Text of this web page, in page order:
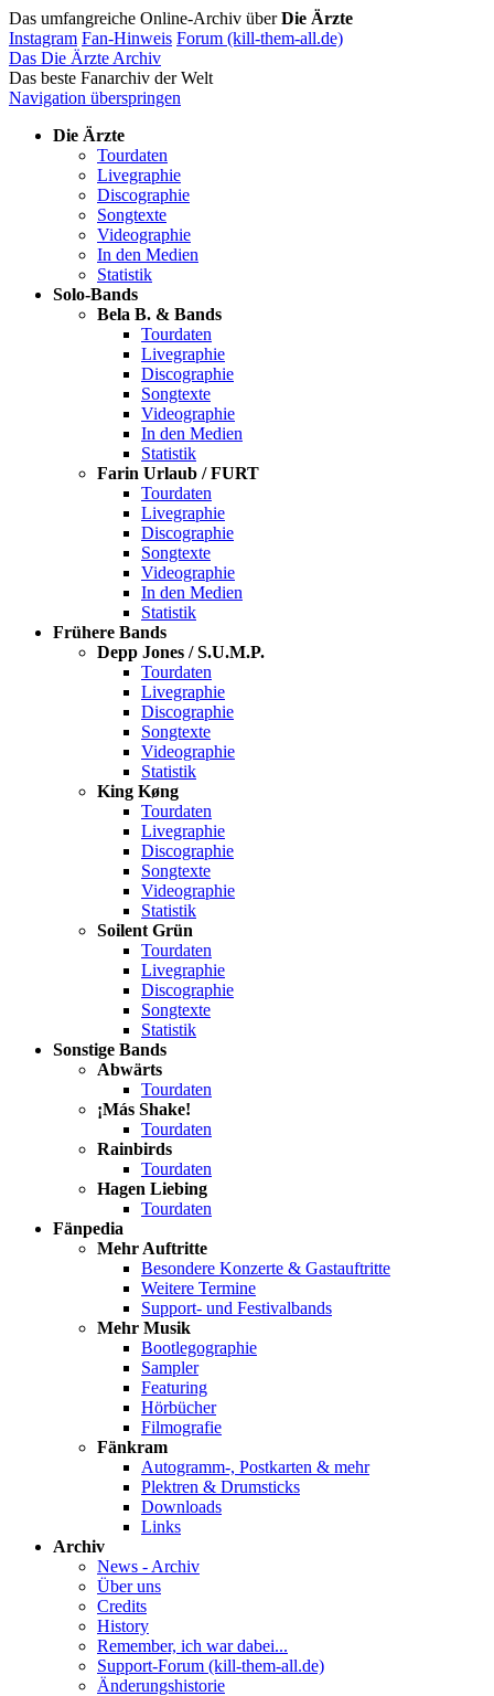
Das umfangreiche Online-Archiv überDie Ärzte
Instagram Fan-Hinweis Forum (kill-them-all.de)
Das Die Ärzte Archiv
Das beste Fanarchiv der Welt
Navigation überspringen
Die Ärzte
Tourdaten
Livegraphie
Discographie
Songtexte
Videographie
In den Medien
Statistik
Solo-Bands
Bela B. & Bands
Tourdaten
Livegraphie
Discographie
Songtexte
Videographie
In den Medien
Statistik
Farin Urlaub / FURT
Tourdaten
Livegraphie
Discographie
Songtexte
Videographie
In den Medien
Statistik
Frühere Bands
Depp Jones / S.U.M.P.
Tourdaten
Livegraphie
Discographie
Songtexte
Videographie
Statistik
King Køng
Tourdaten
Livegraphie
Discographie
Songtexte
Videographie
Statistik
Soilent Grün
Tourdaten
Livegraphie
Discographie
Songtexte
Statistik
Sonstige Bands
Abwärts
Tourdaten
¡Más Shake!
Tourdaten
Rainbirds
Tourdaten
Hagen Liebing
Tourdaten
Fänpedia
Mehr Auftritte
Besondere Konzerte & Gastauftritte
Weitere Termine
Support- und Festivalbands
Mehr Musik
Bootlegographie
Sampler
Featuring
Hörbücher
Filmografie
Fänkram
Autogramm-, Postkarten & mehr
Plektren & Drumsticks
Downloads
Links
Archiv
News - Archiv
Über uns
Credits
History
Remember, ich war dabei...
Support-Forum (kill-them-all.de)
Änderungshistorie